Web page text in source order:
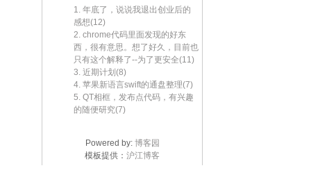
1. 年底了，说说我退出创业后的
感想(12)
2. chrome代码里面发现的好东
西，很有意思。想了好久，目前也
只有这个解释了--为了更安全(11)
3. 近期计划(8)
4. 苹果新语言swift的通盘整理(7)
5. QT相框，发布点代码，有兴趣
的随便研究(7)
Powered by: 博客园
模板提供： 沪江博客